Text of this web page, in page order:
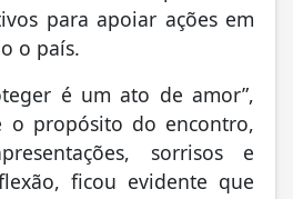
qualquer forma de
a cultura da escuta,
denúncia. A campanha
crianças é um
e disponibiliza
para apoiar ações em
o país.